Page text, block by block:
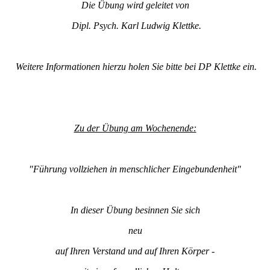
Die Übung wird geleitet von
Dipl. Psych. Karl Ludwig Klettke.
Weitere Informationen hierzu holen Sie bitte bei DP Klettke ein.
Zu der Übung am Wochenende:
"Führung vollziehen in menschlicher Eingebundenheit"
In dieser Übung besinnen Sie sich
neu
auf Ihren Verstand und auf Ihren Körper -